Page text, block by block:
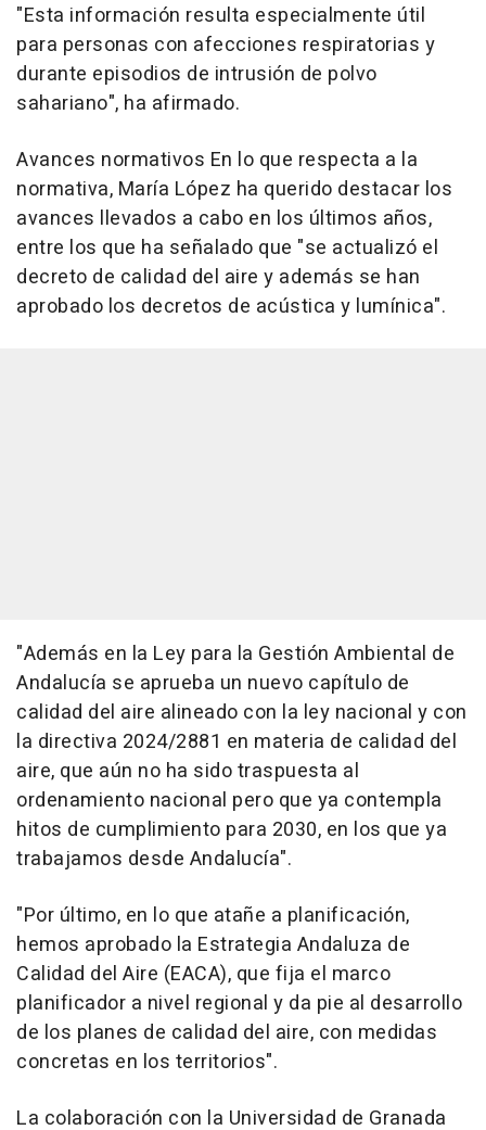
"Esta información resulta especialmente útil
para personas con afecciones respiratorias y
durante episodios de intrusión de polvo
sahariano", ha afirmado.
Avances normativos En lo que respecta a la
normativa, María López ha querido destacar los
avances llevados a cabo en los últimos años,
entre los que ha señalado que "se actualizó el
decreto de calidad del aire y además se han
aprobado los decretos de acústica y lumínica".
"Además en la Ley para la Gestión Ambiental de
Andalucía se aprueba un nuevo capítulo de
calidad del aire alineado con la ley nacional y con
la directiva 2024/2881 en materia de calidad del
aire, que aún no ha sido traspuesta al
ordenamiento nacional pero que ya contempla
hitos de cumplimiento para 2030, en los que ya
trabajamos desde Andalucía".
"Por último, en lo que atañe a planificación,
hemos aprobado la Estrategia Andaluza de
Calidad del Aire (EACA), que fija el marco
planificador a nivel regional y da pie al desarrollo
de los planes de calidad del aire, con medidas
concretas en los territorios".
La colaboración con la Universidad de Granada